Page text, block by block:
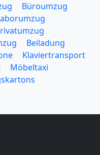
Büroumzug
Beiladung
Klaviertransport
Möbeltaxi